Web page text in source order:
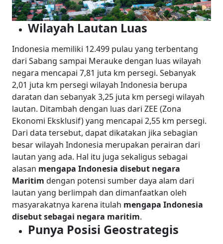
Wilayah Lautan Luas
Indonesia memiliki 12.499 pulau yang terbentang
dari Sabang sampai Merauke dengan luas wilayah
negara mencapai 7,81 juta km persegi. Sebanyak
2,01 juta km persegi wilayah Indonesia berupa
daratan dan sebanyak 3,25 juta km persegi wilayah
lautan. Ditambah dengan luas dari ZEE (Zona
Ekonomi Eksklusif) yang mencapai 2,55 km persegi.
Dari data tersebut, dapat dikatakan jika sebagian
besar wilayah Indonesia merupakan perairan dari
lautan yang ada. Hal itu juga sekaligus sebagai
alasan mengapa Indonesia disebut negara
Maritim dengan potensi sumber daya alam dari
lautan yang berlimpah dan dimanfaatkan oleh
masyarakatnya karena itulah mengapa Indonesia
disebut sebagai negara maritim.
Punya Posisi Geostrategis